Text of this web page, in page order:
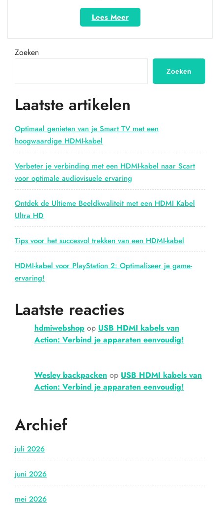
Lees Meer“Haal
het
beste
uit
home
met
HDMI
4K
Zoeken
Zoeken
Laatste artikelen
Optimaal genieten van je Smart TV met een
hoogwaardige HDMI-kabel
Verbeter je verbinding met een HDMI-kabel naar Scart
voor optimale audiovisuele ervaring
Ontdek de Ultieme Beeldkwaliteit met een HDMI Kabel
Ultra HD
Tips voor het succesvol trekken van een HDMI-kabel
HDMI-kabel voor PlayStation 2: Optimaliseer je game-
ervaring!
Laatste reacties
hdmiwebshop op USB HDMI kabels van
Action: Verbind je apparaten eenvoudig!
Wesley backpacken op USB HDMI kabels van
Action: Verbind je apparaten eenvoudig!
Archief
juli 2026
juni 2026
mei 2026